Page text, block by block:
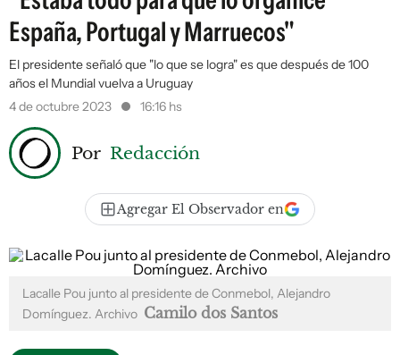
España, Portugal y Marruecos"
El presidente señaló que "lo que se logra" es que después de 100
años el Mundial vuelva a Uruguay
4 de octubre 2023
16:16 hs
Por Redacción
Agregar El Observador en
Lacalle Pou junto al presidente de Conmebol, Alejandro
Domínguez. Archivo Camilo dos Santos